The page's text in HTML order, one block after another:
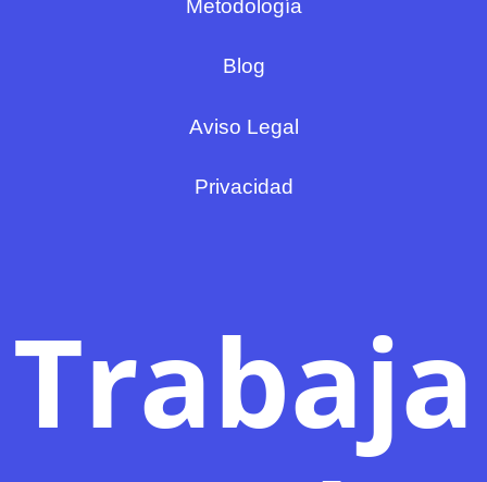
Metodología
Blog
Aviso Legal
Privacidad
Trabaja